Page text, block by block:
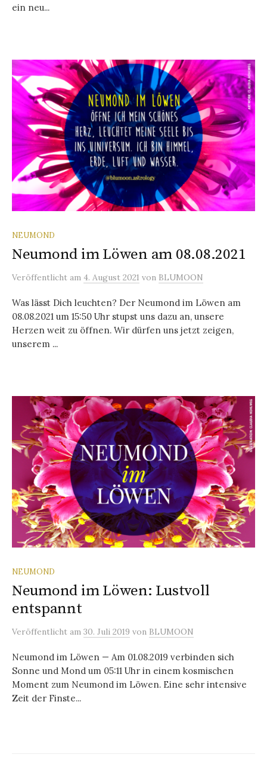
ein neu...
NEUMOND
Neumond im Löwen am 08.08.2021
Veröffentlicht am 4. August 2021 von BLUMOON
Was lässt Dich leuchten? Der Neumond im Löwen am
08.08.2021 um 15:50 Uhr stupst uns dazu an, unsere
Herzen weit zu öffnen. Wir dürfen uns jetzt zeigen,
unserem ...
NEUMOND
Neumond im Löwen: Lustvoll
entspannt
Veröffentlicht am 30. Juli 2019 von BLUMOON
Neumond im Löwen — Am 01.08.2019 verbinden sich
Sonne und Mond um 05:11 Uhr in einem kosmischen
Moment zum Neumond im Löwen. Eine sehr intensive
Zeit der Finste...